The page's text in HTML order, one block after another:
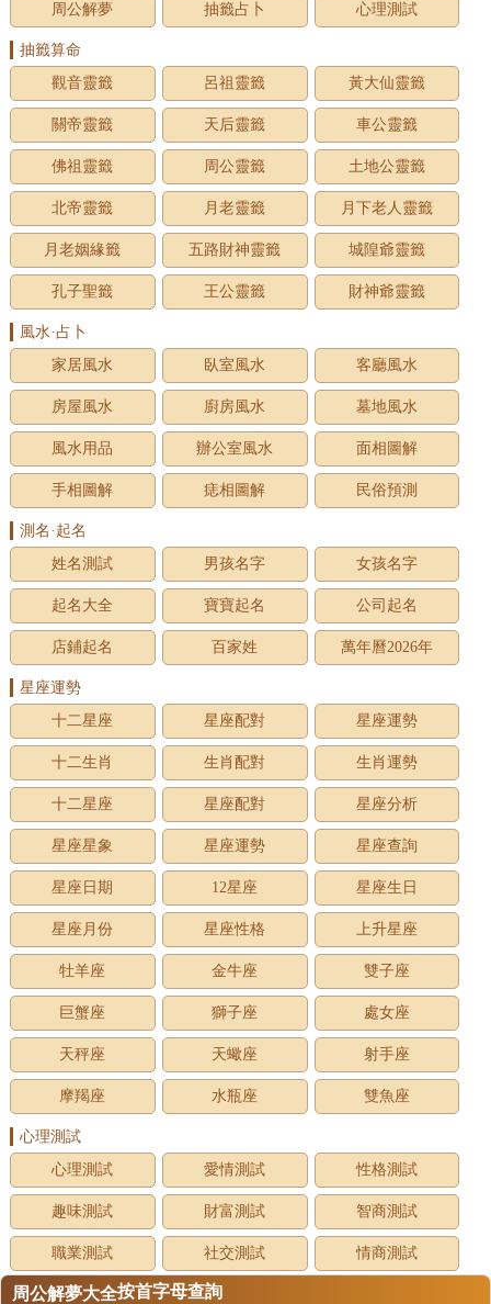
周公解夢
抽籤占卜 心理測試
抽籤算命
觀音靈籤
呂祖靈籤 黃大仙靈籤
關帝靈籤 天后靈籤 車公靈籤
佛祖靈籤 周公靈籤 土地公靈籤
北帝靈籤 月老靈籤 月下老人靈籤
月老姻緣籤 五路財神靈籤 城隍爺靈籤
孔子聖籤 王公靈籤 財神爺靈籤
風水·占卜
家居風水
臥室風水 客廳風水
房屋風水 廚房風水 墓地風水
風水用品 辦公室風水 面相圖解
手相圖解 痣相圖解 民俗預測
測名·起名
姓名測試
男孩名字 女孩名字
起名大全 寶寶起名 公司起名
店鋪起名 百家姓 萬年曆2026年
星座運勢
十二星座
星座配對 星座運勢
十二生肖 生肖配對 生肖運勢
十二星座 星座配對 星座分析
星座星象 星座運勢 星座查詢
星座日期 12星座 星座生日
星座月份 星座性格 上升星座
牡羊座 金牛座 雙子座
巨蟹座 獅子座 處女座
天秤座 天蠍座 射手座
摩羯座 水瓶座 雙魚座
心理測試
心理測試
愛情測試 性格測試
趣味測試 財富測試 智商測試
職業測試 社交測試 情商測試
周公解夢大全按首字母查詢